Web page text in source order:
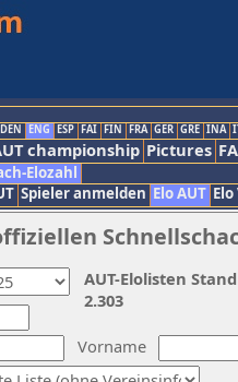
DEN ENG ESP FAI FIN FRA GER GRE INA
championship Pictures
Elozahl
Spieler anmelden Elo AUT
Vorname
AUT-Elolisten
2.303